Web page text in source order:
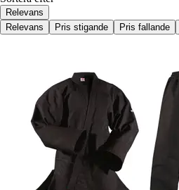
Relevans
Relevans
Pris stigande Pris fallande